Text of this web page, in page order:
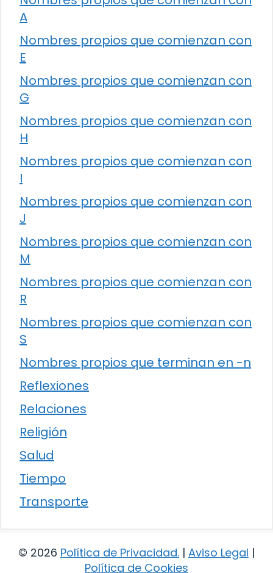
A
Nombres propios que comienzan con
E
Nombres propios que comienzan con
G
Nombres propios que comienzan con
H
Nombres propios que comienzan con
I
Nombres propios que comienzan con
J
Nombres propios que comienzan con
M
Nombres propios que comienzan con
R
Nombres propios que comienzan con
S
Nombres propios que terminan en -n
Reflexiones
Relaciones
Religión
Salud
Tiempo
Transporte
© 2026 Política de Privacidad. | Aviso Legal |
Política de Cookies